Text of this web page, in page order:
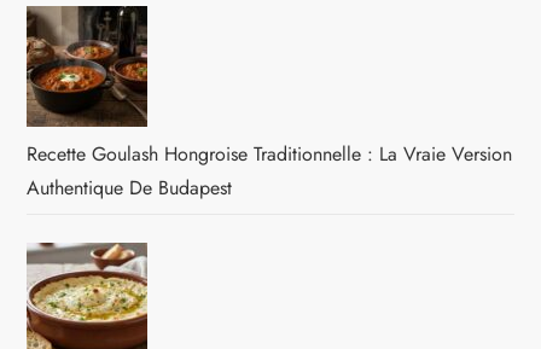
Recette Goulash Hongroise Traditionnelle : La Vraie Version
Authentique De Budapest